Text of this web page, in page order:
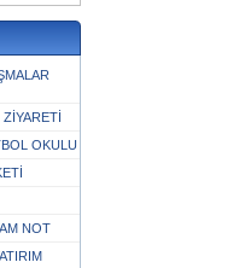
OKULU
NOT